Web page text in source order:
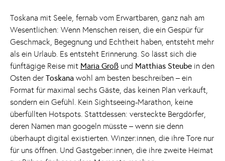
Toskana mit Seele, fernab vom Erwartbaren, ganz nah am
Wesentlichen: Wenn Menschen reisen, die ein Gespür für
Geschmack, Begegnung und Echtheit haben, entsteht mehr
als ein Urlaub. Es entsteht Erinnerung. So lässt sich die
fünftägige Reise mit Maria Groß und Matthias Steube in den
Osten der Toskana wohl am besten beschreiben – ein
Format für maximal sechs Gäste, das keinen Plan verkauft,
sondern ein Gefühl. Kein Sightseeing-Marathon, keine
überfüllten Hotspots. Stattdessen: versteckte Bergdörfer,
deren Namen man googeln müsste – wenn sie denn
überhaupt digital existierten. Winzer:innen, die ihre Tore nur
für uns öffnen. Und Gastgeber:innen, die ihre zweite Heimat